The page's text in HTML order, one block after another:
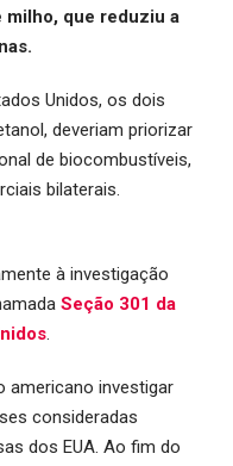
milho, que reduziu a
Unidos, os dois
deveriam priorizar
de biocombustíveis,
bilaterais.
à investigação
Seção 301 da
.
americano investigar
consideradas
dos EUA. Ao fim do